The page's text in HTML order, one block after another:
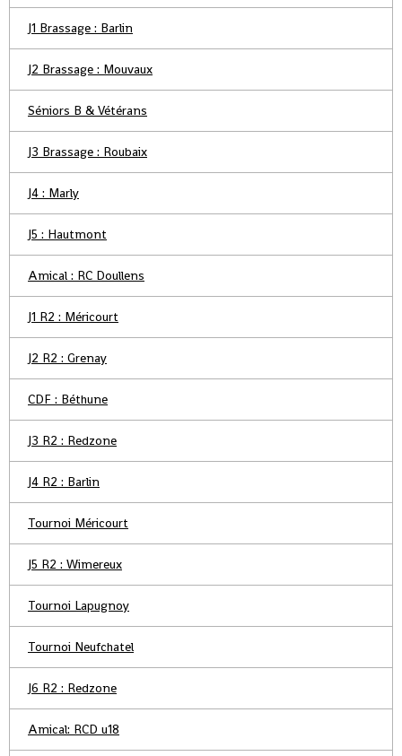
J1 Brassage : Barlin
J2 Brassage : Mouvaux
Séniors B & Vétérans
J3 Brassage : Roubaix
J4 : Marly
J5 : Hautmont
Amical : RC Doullens
J1 R2 : Méricourt
J2 R2 : Grenay
CDF : Béthune
J3 R2 : Redzone
J4 R2 : Barlin
Tournoi Méricourt
J5 R2 : Wimereux
Tournoi Lapugnoy
Tournoi Neufchatel
J6 R2 : Redzone
Amical: RCD u18